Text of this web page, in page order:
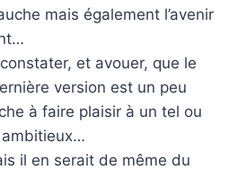
mais également l’avenir
et avouer, que le
version est un peu
à faire plaisir à un tel ou
il en serait de même du